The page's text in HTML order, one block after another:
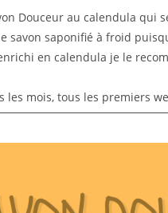
Douceur au calendula qui
savon saponifié à froid
en calendula je le
les mois, tous les premiers